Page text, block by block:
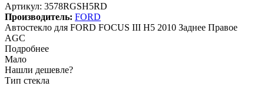
Артикул: 3578RGSH5RD
Производитель: FORD
Автостекло для FORD FOCUS III H5 2010 Заднее Правое
AGC
Подробнее
Мало
Нашли дешевле?
Тип стекла